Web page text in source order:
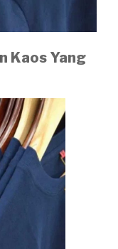
Kaos Yang